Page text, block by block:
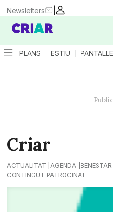
|
Newsletters
PLANS ESTIU
Criar
ACTUALITAT AGENDA BENESTAR
CONTINGUT PATROCINAT